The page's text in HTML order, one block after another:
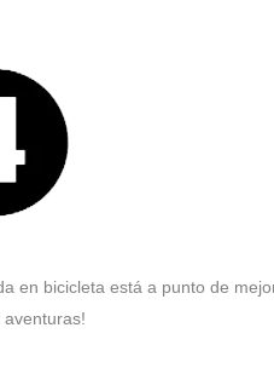
bicicleta está a punto de